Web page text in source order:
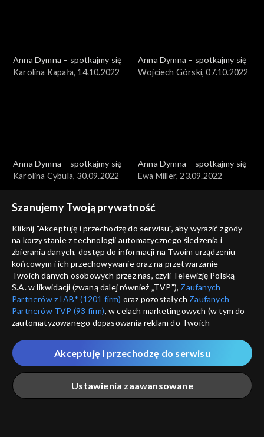
Anna Dymna – spotkajmy się
Karolina Kapała, 14.10.2022
Anna Dymna – spotkajmy się
Wojciech Górski, 07.10.2022
Anna Dymna – spotkajmy się
Karolina Cybula, 30.09.2022
Anna Dymna – spotkajmy się
Ewa Miller, 23.09.2022
Anna Dymna – spotkajmy się
Martyna Marchewka,
16.09.2022
Anna Dymna – spotkajmy się
Piotr Mazur, 09.09.2022
Anna Dymna – spotkajmy się
Łukasz Kosiara, 02.09.2022
Anna Dymna – spotkajmy się
Agnieszka Trela, 03.06.2022
Szanujemy Twoją prywatność
Kliknij "Akceptuję i przechodzę do serwisu", aby wyrazić zgody
na korzystanie z technologii automatycznego śledzenia i
zbierania danych, dostęp do informacji na Twoim urządzeniu
końcowym i ich przechowywanie oraz na przetwarzanie
Twoich danych osobowych przez nas, czyli Telewizję Polską
S.A. w likwidacji (zwaną dalej również „TVP”), Zaufanych
Partnerów z IAB* (1201 firm) oraz pozostałych Zaufanych
Partnerów TVP (93 firm), w celach marketingowych (w tym do
zautomatyzowanego dopasowania reklam do Twoich
które wskazujemy poniżej, a także zgody na udostępnianie
przez nas identyfikatora PPID do Google.
Twoje dane osobowe zbierane podczas odwiedzania przez
Ciebie naszych
poszczególnych serwisówzwanych dalej
„Portalem”, w tym informacje zapisywane za pomocą
Ustawienia zaawansowane
Akceptuję i przechodzę do serwisu